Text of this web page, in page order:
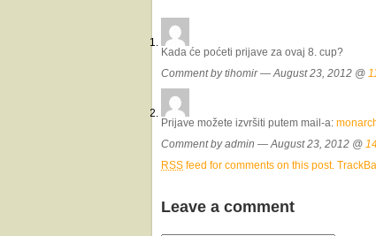
Kada će poćeti prijave za ovaj 8. cup?
Comment by tihomir — August 23, 2012 @
Prijave možete izvršiti putem mail-a:
Comment by admin — August 23, 2012 @
RSS feed for comments on this post.
Leave a comment